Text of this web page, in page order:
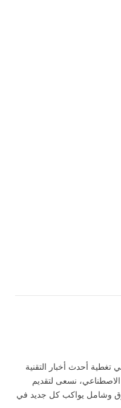
أحدث أخبار التقنية
الاصطناعي، نسعى لتقديم
وشامل يواكب كل جديد في